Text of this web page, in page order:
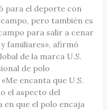
para el deporte con
pero también es
para salir a cenar
familiares», afirmó
de la marca U.S.
de polo
encanta que U.S.
el aspecto del
que el polo encaja